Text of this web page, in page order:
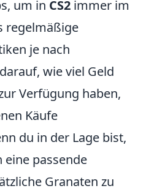
um in CS2 immer im
regelmäßige
je nach
wie viel Geld
Verfügung haben,
Käufe
du in der Lage bist,
eine passende
Granaten zu